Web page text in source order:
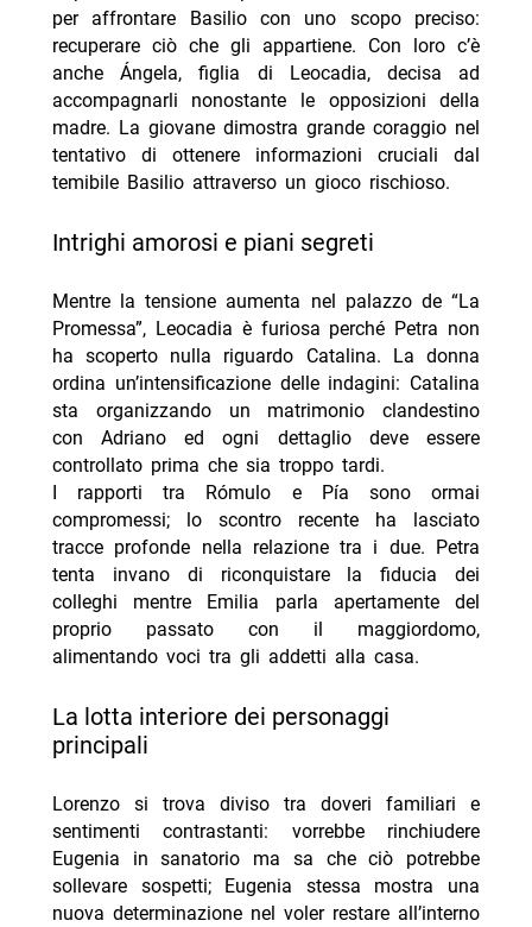
per affrontare Basilio con uno scopo preciso:
recuperare ciò che gli appartiene. Con loro c’è
anche Ángela, figlia di Leocadia, decisa ad
accompagnarli nonostante le opposizioni della
madre. La giovane dimostra grande coraggio nel
tentativo di ottenere informazioni cruciali dal
temibile Basilio attraverso un gioco rischioso.
intrighi amorosi e piani segreti
Mentre la tensione aumenta nel palazzo de “La
Promessa”, Leocadia è furiosa perché Petra non
ha scoperto nulla riguardo Catalina. La donna
ordina un’intensificazione delle indagini: Catalina
sta organizzando un matrimonio clandestino
con Adriano ed ogni dettaglio deve essere
controllato prima che sia troppo tardi.
I rapporti tra Rómulo e Pía sono ormai
compromessi; lo scontro recente ha lasciato
tracce profonde nella relazione tra i due. Petra
tenta invano di riconquistare la fiducia dei
colleghi mentre Emilia parla apertamente del
proprio passato con il maggiordomo,
alimentando voci tra gli addetti alla casa.
la lotta interiore dei personaggi
principali
Lorenzo si trova diviso tra doveri familiari e
sentimenti contrastanti: vorrebbe rinchiudere
Eugenia in sanatorio ma sa che ciò potrebbe
sollevare sospetti; Eugenia stessa mostra una
nuova determinazione nel voler restare all’interno